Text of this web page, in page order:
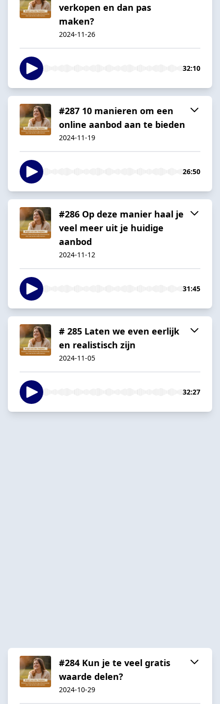
verkopen en dan pas
maken?
2024-11-26
32:10
#287 10 manieren om een
online aanbod aan te bieden
2024-11-19
26:50
#286 Op deze manier haal je
veel meer uit je huidige
aanbod
2024-11-12
31:45
# 285 Laten we even eerlijk
en realistisch zijn
2024-11-05
32:27
#284 Kun je te veel gratis
waarde delen?
2024-10-29